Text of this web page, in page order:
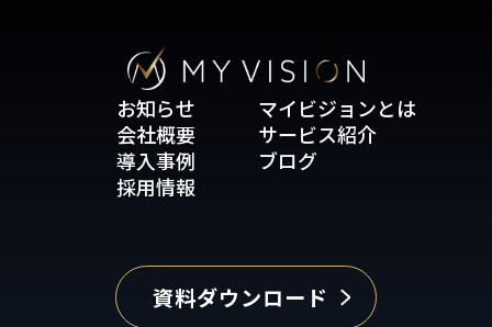
お知らせ
マイビジョンとは
会社概要
サービス紹介
導入事例
ブログ
採用情報
資料ダウンロード